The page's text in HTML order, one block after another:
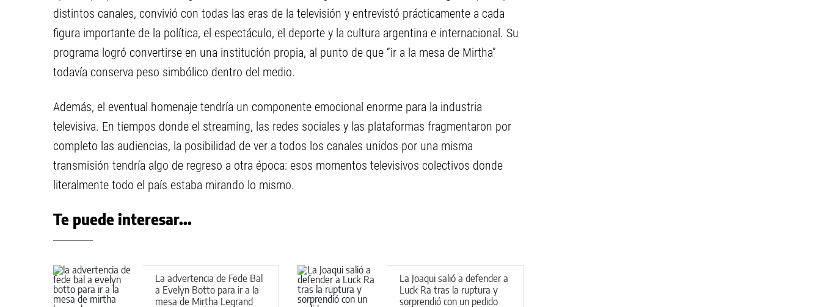
distintos canales, convivió con todas las eras de la televisión y entrevistó prácticamente a cada
figura importante de la política, el espectáculo, el deporte y la cultura argentina e internacional. Su
programa logró convertirse en una institución propia, al punto de que “ir a la mesa de Mirtha”
todavía conserva peso simbólico dentro del medio.
Además, el eventual homenaje tendría un componente emocional enorme para la industria
televisiva. En tiempos donde el streaming, las redes sociales y las plataformas fragmentaron por
completo las audiencias, la posibilidad de ver a todos los canales unidos por una misma
transmisión tendría algo de regreso a otra época: esos momentos televisivos colectivos donde
literalmente todo el país estaba mirando lo mismo.
Te puede interesar...
La advertencia de Fede Bal
a Evelyn Botto para ir a la
mesa de Mirtha Legrand
La Joaqui salió a defender a
Luck Ra tras la ruptura y
sorprendió con un pedido